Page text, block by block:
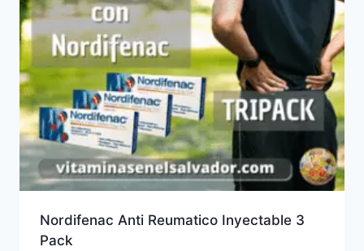
Nordifenac Anti Reumatico Inyectable 3
Pack